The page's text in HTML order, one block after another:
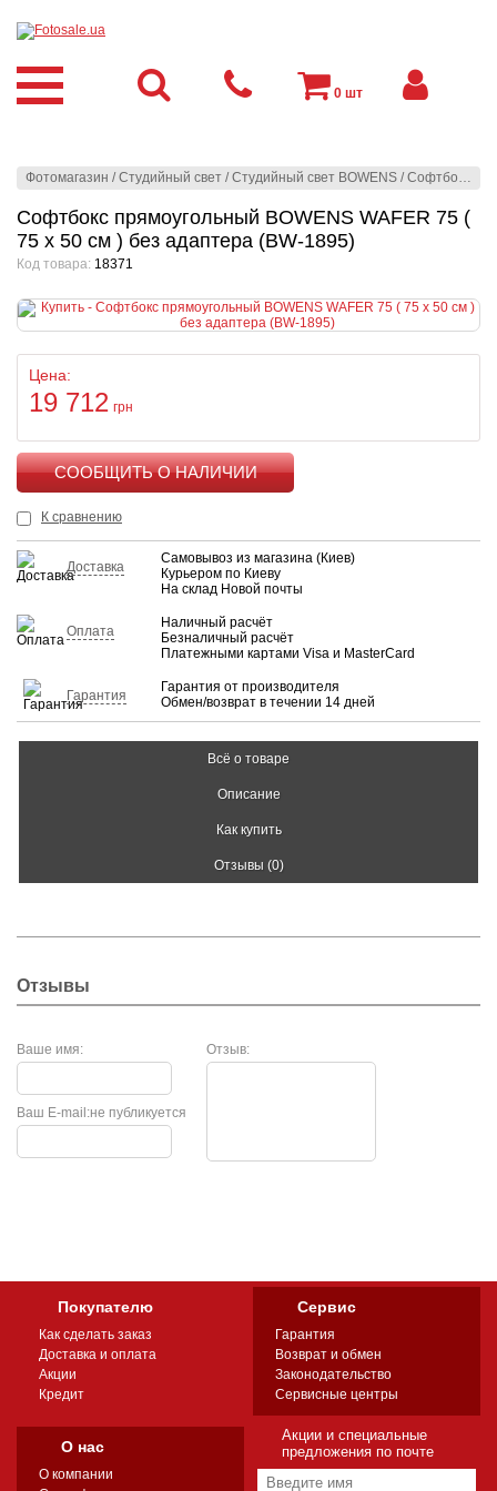
Фотомагазин /Студийный свет /Студийный свет BOWENS /Софтбоксы
Софтбокс прямоугольный BOWENS WAFER 75 (
75 х 50 см ) без адаптера (BW-1895)
Код товара: 18371
Цена:
19 712 грн
К сравнению
Доставка
Самовывоз из магазина (Киев)
Курьером по Киеву
На склад Новой почты
Оплата
Наличный расчёт
Безналичный расчёт
Платежными картами Visa и MasterCard
Гарантия
Гарантия от производителя
Обмен/возврат в течении 14 дней
Всё о товаре
Описание
Как купить
Отзывы (0)
Отзывы
Ваше имя: Отзыв:
не публикуется
Ваш E-mail:
0 шт
Покупателю
Как сделать заказ
Доставка и оплата
Акции
Кредит
Сервис
Гарантия
Возврат и обмен
Законодательство
Сервисные центры
О нас
О компании
Акции и специальные
предложения по почте